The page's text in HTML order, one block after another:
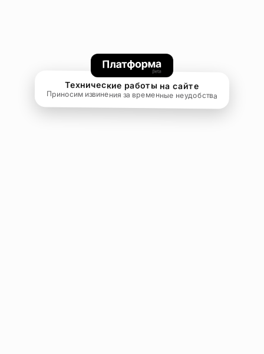
Технические работы на сайте
Приносим извинения за временные неудобства